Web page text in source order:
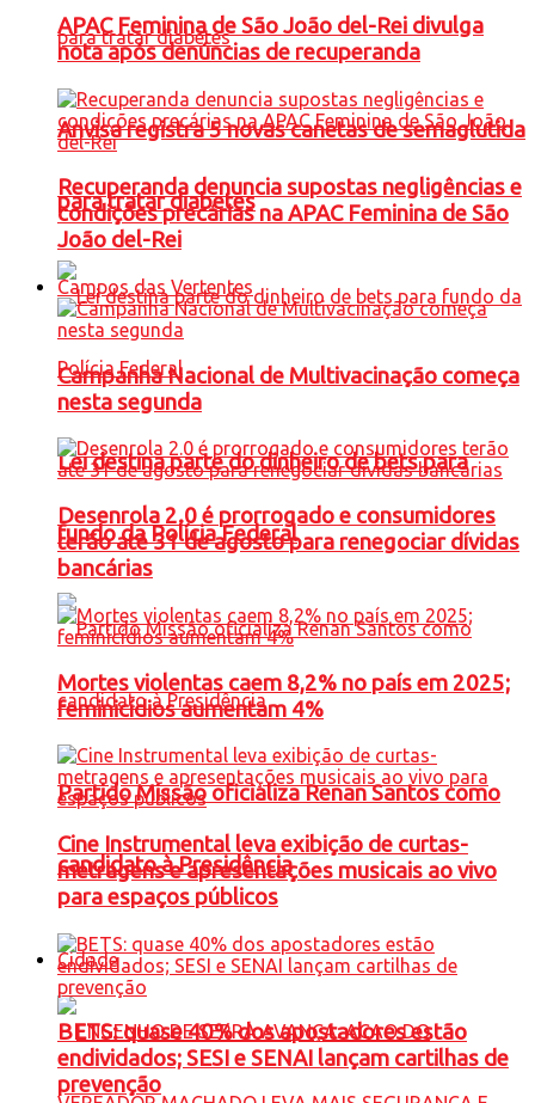
Anvisa registra 5 novas canetas de semaglutida
para tratar diabetes
Lei destina parte do dinheiro de bets para
fundo da Polícia Federal
Partido Missão oficializa Renan Santos como
candidato à Presidência
Cidade
APAC Feminina de São João del-Rei divulga
nota após denúncias de recuperanda
Recuperanda denuncia supostas negligências e
condições precárias na APAC Feminina de São
João del-Rei
Campos das Vertentes
Campanha Nacional de Multivacinação começa
nesta segunda
Desenrola 2.0 é prorrogado e consumidores
terão até 31 de agosto para renegociar dívidas
bancárias
Mortes violentas caem 8,2% no país em 2025;
feminicídios aumentam 4%
Cine Instrumental leva exibição de curtas-
metragens e apresentações musicais ao vivo
para espaços públicos
BETS: quase 40% dos apostadores estão
endividados; SESI e SENAI lançam cartilhas de
prevenção